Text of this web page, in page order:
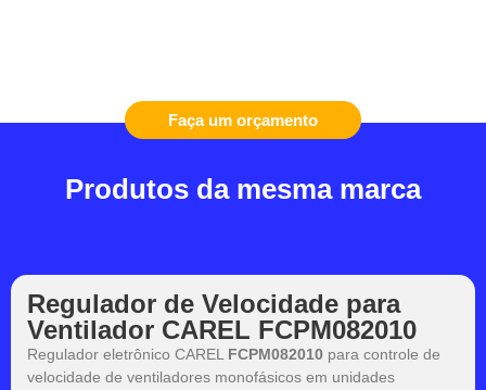
Faça um orçamento
Produtos da mesma marca
Regulador de Velocidade para
Ventilador CAREL FCPM082010
Regulador eletrônico CAREL FCPM082010 para controle de
velocidade de ventiladores monofásicos em unidades